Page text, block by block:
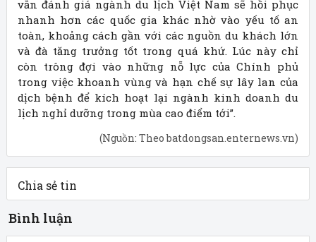
vẫn đánh giá ngành du lịch Việt Nam sẽ hồi phục
nhanh hơn các quốc gia khác nhờ vào yếu tố an
toàn, khoảng cách gần với các nguồn du khách lớn
và đà tăng trưởng tốt trong quá khứ. Lúc này chỉ
còn trông đợi vào những nỗ lực của Chính phủ
trong việc khoanh vùng và hạn chế sự lây lan của
dịch bệnh để kích hoạt lại ngành kinh doanh du
lịch nghỉ dưỡng trong mùa cao điểm tới”.
(Nguồn: Theo batdongsan.enternews.vn)
Chia sẻ tin
Bình luận